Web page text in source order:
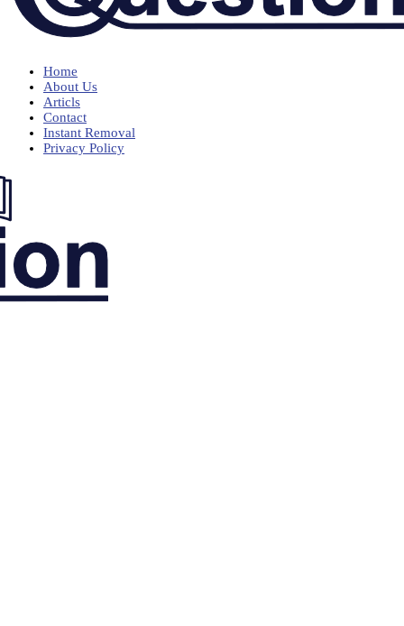
Home
About Us
Articls
Contact
Instant Removal
Privacy Policy